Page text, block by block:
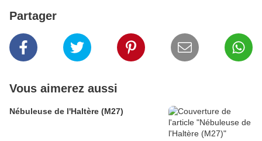
Partager
Vous aimerez aussi
Nébuleuse de l'Haltère (M27)